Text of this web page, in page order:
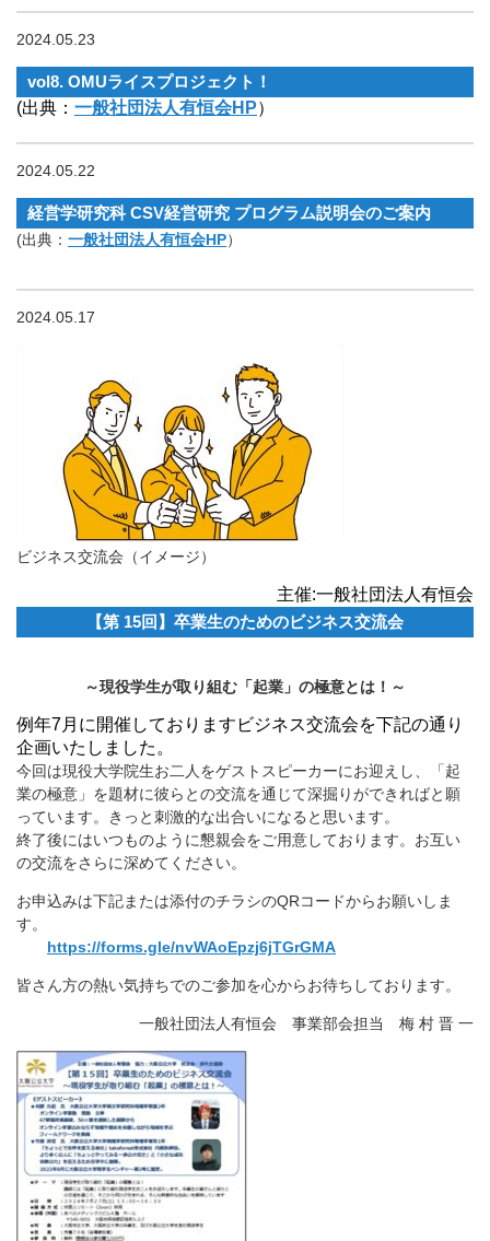
2024.05.23
vol8. OMUライスプロジェクト！
(出典： 一般社団法人有恒会HP）
2024.05.22
経営学研究科 CSV経営研究 プログラム説明会のご案内
(出典： 一般社団法人有恒会HP）
2024.05.17
ビジネス交流会（イメージ）
主催:一般社団法人有恒会
【第 15回】卒業生のためのビジネス交流会
～現役学生が取り組む「起業」の極意とは！～
例年7月に開催しておりますビジネス交流会を下記の通り
企画いたしました。
今回は現役大学院生お二人をゲストスピーカーにお迎えし、「起
業の極意」を題材に彼らとの交流を通じて深掘りができればと願
っています。きっと刺激的な出合いになると思います。
終了後にはいつものように懇親会をご用意しております。お互い
の交流をさらに深めてください。
お申込みは下記または添付のチラシのQRコードからお願いしま
す。
https://forms.gle/nvWAoEpzj6jTGrGMA
皆さん方の熱い気持ちでのご参加を心からお待ちしております。
一般社団法人有恒会 事業部会担当 梅 村 晋 一